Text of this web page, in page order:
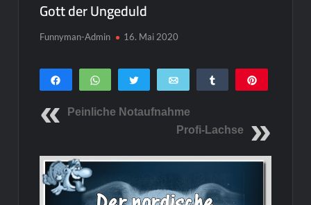
Gott der Ungeduld
Funnyman-Admin 16. Mai 2020
Teilen WhatsApp Twittern E-Mail Teilen
SHARES
Peinliche Notaufnahme
Profi-Lachse